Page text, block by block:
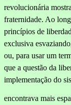
revolucionária
fraternidade. Ao
princípios de
exclusiva
ou, para usar um
que a questão da
implementação do
encontrava mais